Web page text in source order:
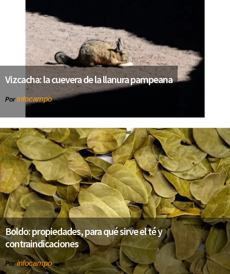
Vizcacha: la cuevera de la llanura pampeana
Por infocampo
Boldo: propiedades, para qué sirve el té y
contraindicaciones
Porinfocampo